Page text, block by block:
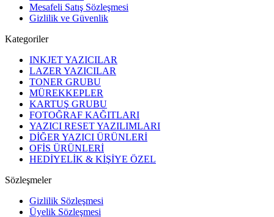
Mesafeli Satış Sözleşmesi
Gizlilik ve Güvenlik
Kategoriler
INKJET YAZICILAR
LAZER YAZICILAR
TONER GRUBU
MÜREKKEPLER
KARTUŞ GRUBU
FOTOĞRAF KAĞITLARI
YAZICI RESET YAZILIMLARI
DİĞER YAZICI ÜRÜNLERİ
OFİS ÜRÜNLERİ
HEDİYELİK & KİŞİYE ÖZEL
Sözleşmeler
Gizlilik Sözleşmesi
Üyelik Sözleşmesi